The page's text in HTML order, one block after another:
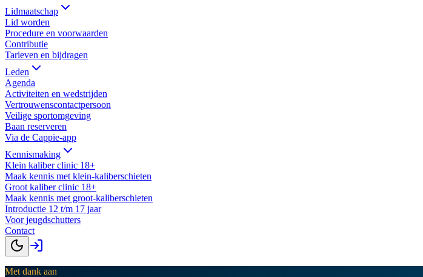
Lidmaatschap
Lid worden
Procedure en voorwaarden
Contributie
Tarieven en bijdragen
Leden
Agenda
Activiteiten en wedstrijden
Vertrouwenscontactpersoon
Veilige sportomgeving
Baan reserveren
Via de Cappie-app
Kennismaking
Klein kaliber clinic 18+
Maak kennis met klein-kaliberschieten
Groot kaliber clinic 18+
Maak kennis met groot-kaliberschieten
Introductie 12 t/m 17 jaar
Voor jeugdschutters
Contact
Met dank aan